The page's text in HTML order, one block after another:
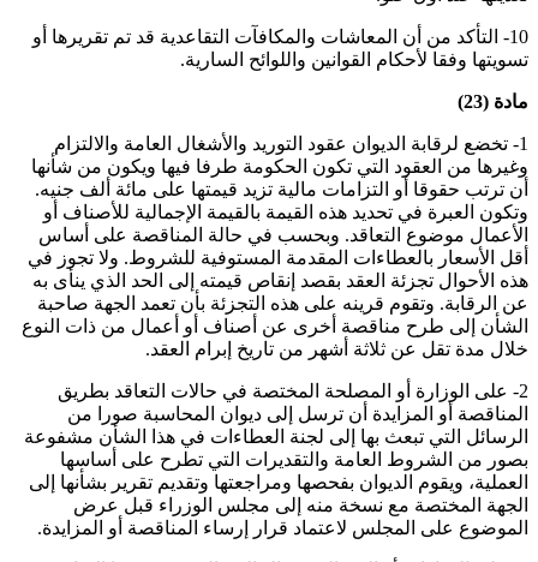
10- التأكد من أن المعاشات والمكافآت التقاعدية قد تم تقريرها أو
تسويتها وفقا لأحكام القوانين واللوائح السارية.
مادة (23)
1- تخضع لرقابة الديوان عقود التوريد والأشغال العامة والالتزام
وغيرها من العقود التي تكون الحكومة طرفا فيها ويكون من شأنها
أن ترتب حقوقا أو التزامات مالية تزيد قيمتها على مائة ألف جنيه.
وتكون العبرة في تحديد هذه القيمة بالقيمة الإجمالية للأصناف أو
الأعمال موضوع التعاقد. وبحسب في حالة المناقصة على أساس
أقل الأسعار بالعطاءات المقدمة المستوفية للشروط. ولا تجوز في
هذه الأحوال تجزئة العقد بقصد إنقاص قيمته إلى الحد الذي ينأى به
عن الرقابة. وتقوم قرينه على هذه التجزئة بأن تعمد الجهة صاحبة
الشأن إلى طرح مناقصة أخرى عن أصناف أو أعمال من ذات النوع
خلال مدة تقل عن ثلاثة أشهر من تاريخ إبرام العقد.
2- على الوزارة أو المصلحة المختصة في حالات التعاقد بطريق
المناقصة أو المزايدة أن ترسل إلى ديوان المحاسبة صورا من
الرسائل التي تبعث بها إلى لجنة العطاءات في هذا الشأن مشفوعة
بصور من الشروط العامة والتقديرات التي تطرح على أساسها
العملية، ويقوم الديوان بفحصها ومراجعتها وتقديم تقرير بشأنها إلى
الجهة المختصة مع نسخة منه إلى مجلس الوزراء قبل عرض
الموضوع على المجلس لاعتماد قرار إرساء المناقصة أو المزايدة.